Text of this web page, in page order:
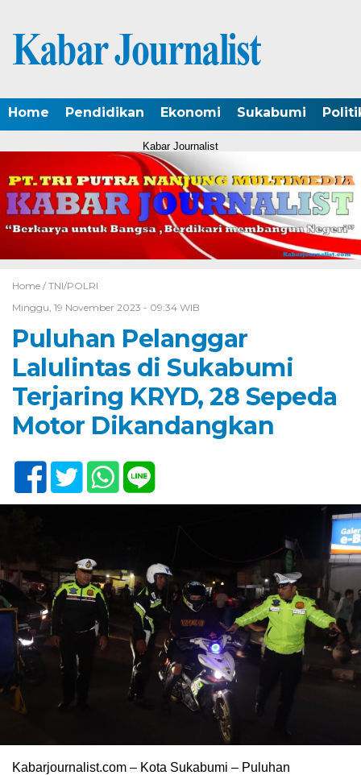
Home Pendidikan Ekonomi Sukabumi
Kabar Journalist
Home / TNI/POLRI
Minggu, 19 November 2023 - 09:34 WIB
Puluhan Pelanggar
Lalulintas di Sukabumi
Terjaring KRYD, 28 Sepeda
Motor Dikandangkan
Kabarjournalist.com – Kota Sukabumi – Puluhan